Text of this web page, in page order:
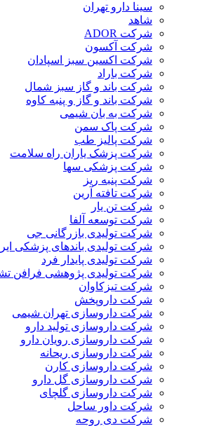
سینا دارو تهران
شاهد
شرکت ADOR
شرکت آکسون
شرکت اکسین سبز اسپادان
شرکت باراد
شرکت باند و گاز سبز شمال
شرکت باند و گاز و پنبه کاوه
شرکت به بان شیمی
شرکت پاک سمن
شرکت پالیز طب
شرکت پزشک یاران راه سلامت
شرکت پزشکی سها
شرکت پنبه ریز
شرکت تافته آرین
شرکت تن یار
شرکت توسعه آلفا
شرکت تولیدی بازرگانی جی
شرکت تولیدی باندهای پزشکی
شرکت تولیدی پایدار فرد
شرکت تولیدی پژوهشی فرافن
شرکت تیزکاوان
شرکت داروپخش
شرکت داروسازی تهران شیمی
شرکت داروسازی تولید دارو
شرکت داروسازی رویان دارو
شرکت داروسازی ریحانه
شرکت داروسازی کارن
شرکت داروسازی گل دارو
شرکت داروسازی گلچای
شرکت داور ساحل
شرکت دی روحه